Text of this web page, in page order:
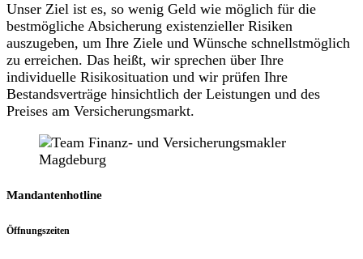
Unser Ziel ist es, so wenig Geld wie möglich für die
bestmögliche Absicherung existenzieller Risiken
auszugeben, um Ihre Ziele und Wünsche schnellstmöglich
zu erreichen. Das heißt, wir sprechen über Ihre
individuelle Risikosituation und wir prüfen Ihre
Bestandsverträge hinsichtlich der Leistungen und des
Preises am Versicherungsmarkt.
Mandantenhotline
Öffnungszeiten